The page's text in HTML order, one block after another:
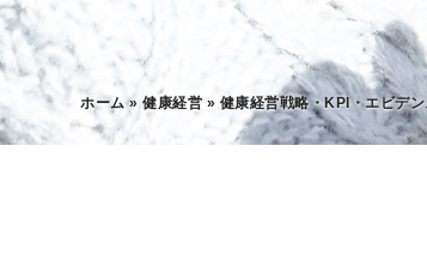
ホーム»健康経営 » 健康経営戦略・KPI・エビデ